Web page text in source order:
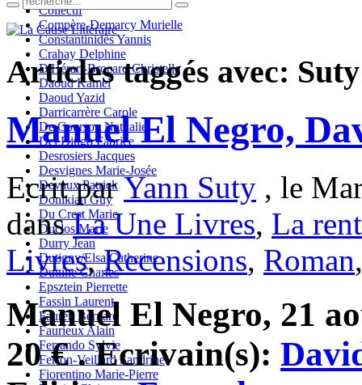
Collectif
Compère-Demarcy Murielle
Constantinidès Yannis
Crahay Delphine
D'Hérart-Brocard Christelle
Daoud Kamel
Daoud Yazid
Darricarrère Carole
De Courson Nathalie
Del Dingo Fabrice
Desrosiers Jacques
Desvignes Marie-Josée
Devaux Patrick
Donikian Guy
Du Crest Marie
Duclos Marie
Durry Jean
Dutigny/Elsa Catherine
Duttine Charles
Epsztein Pierrette
Fassin Laurent
Fauren Bernard
Faurieux Alain
Ferrando Sylvie
Ferron-Veillard Sandrine
Fiorentino Marie-Pierre
Articles taggés avec:
Manuel El Negro,
Ecrit parYann Suty , le
dansLa Une Livres, La
Livres,Recensions, Roman
Manuel El Negro, 21
20 € . Ecrivain(s):